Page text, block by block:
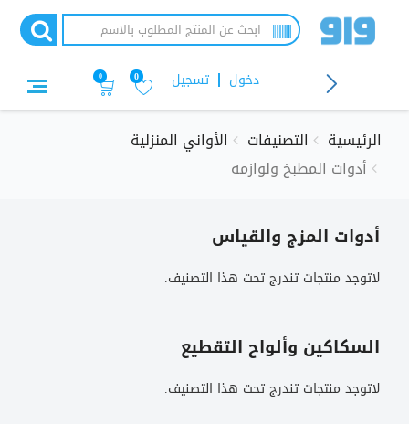
تسجيل دخول 0
0
الرئيسية التصنيفات
الأواني المنزلية
أدوات المطبخ ولوازمه
أدوات المزج والقياس
لاتوجد منتجات تندرج تحت هذا التصنيف.
السكاكين وألواح التقطيع
لاتوجد منتجات تندرج تحت هذا التصنيف.